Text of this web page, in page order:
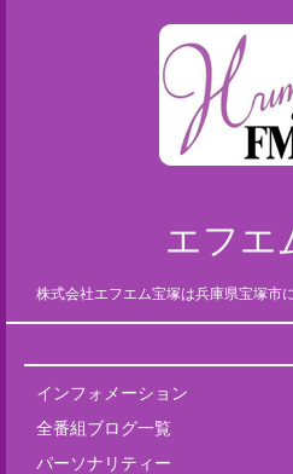
エフエ
株式会社エフエム宝塚は兵庫県宝塚市
インフォメーション
全番組ブログ一覧
パーソナリティー